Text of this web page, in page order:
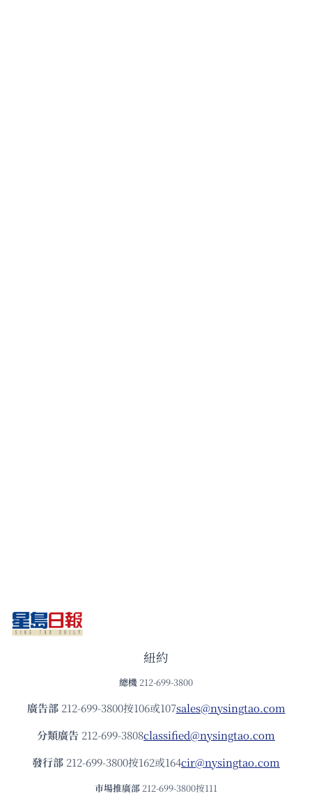
紐約
總機 212-699-3800
廣告部212-699-3800按106或107sales@nysingtao.com
分類廣告 212-699-3808classified@nysingtao.com
發⾏部 212-699-3800按162或164cir@nysingtao.com
市場推廣部 212-699-3800按111